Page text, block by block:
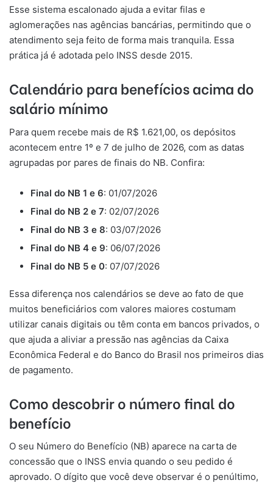
Esse sistema escalonado ajuda a evitar filas e
aglomerações nas agências bancárias, permitindo que o
atendimento seja feito de forma mais tranquila. Essa
prática já é adotada pelo INSS desde 2015.
Calendário para benefícios acima do
salário mínimo
Para quem recebe mais de R$ 1.621,00, os depósitos
acontecem entre 1º e 7 de julho de 2026, com as datas
agrupadas por pares de finais do NB. Confira:
Final do NB 1 e 6: 01/07/2026
Final do NB 2 e 7: 02/07/2026
Final do NB 3 e 8: 03/07/2026
Final do NB 4 e 9: 06/07/2026
Final do NB 5 e 0: 07/07/2026
Essa diferença nos calendários se deve ao fato de que
muitos beneficiários com valores maiores costumam
utilizar canais digitais ou têm conta em bancos privados, o
que ajuda a aliviar a pressão nas agências da Caixa
Econômica Federal e do Banco do Brasil nos primeiros dias
de pagamento.
Como descobrir o número final do
benefício
O seu Número do Benefício (NB) aparece na carta de
concessão que o INSS envia quando o seu pedido é
aprovado. O dígito que você deve observar é o penúltimo,